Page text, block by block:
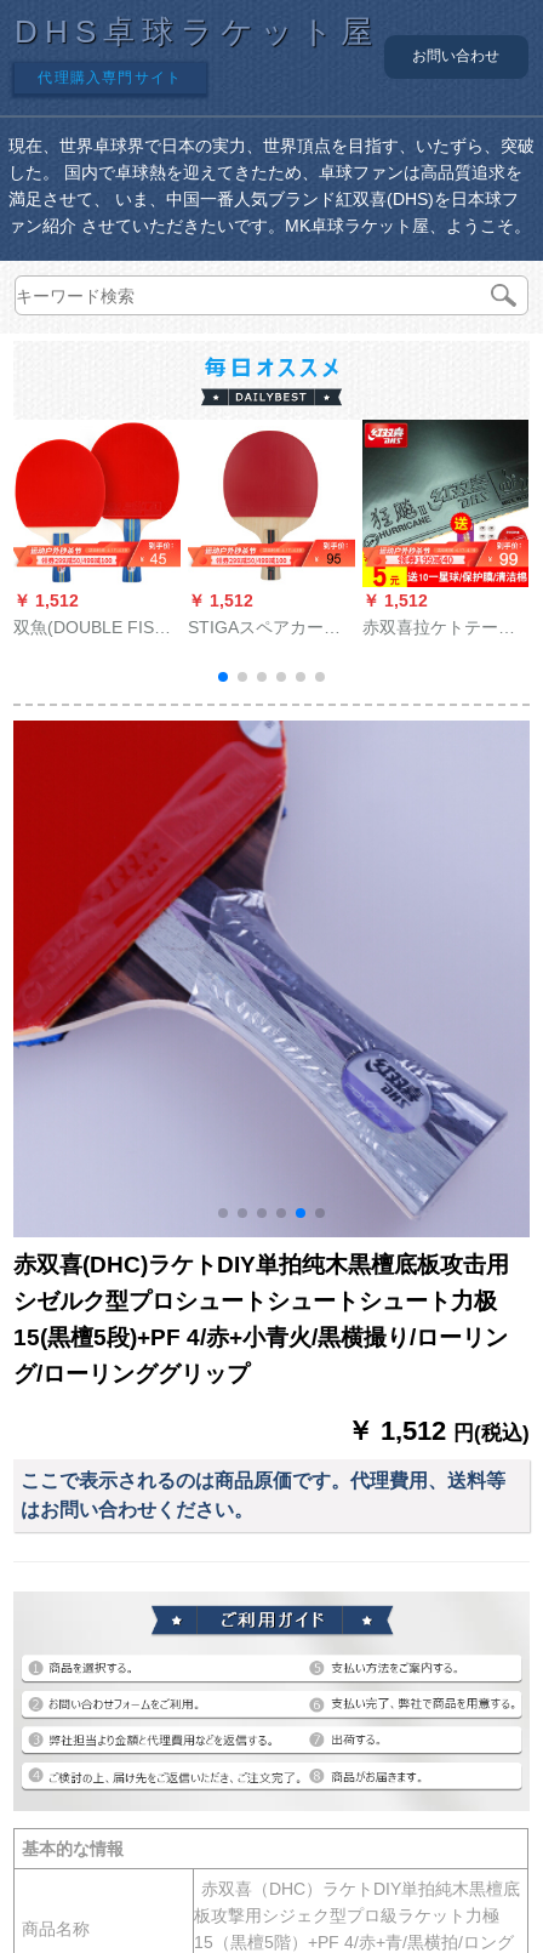
DHS卓球ラケット屋
代理購入専門サイト
お問い合わせ
現在、世界卓球界で日本の実力、世界頂点を目指す、いたずら、突破
した。 国内で卓球熱を迎えてきたため、卓球ファンは高品質追求を
満足させて、 いま、中国一番人気ブランド紅双喜(DHS)を日本球フ
ァン紹介 させていただきたいです。MK卓球ラケット屋、ようこそ。
￥ 1,512
双魚(DOUBLE FISH)
￥ 1,512
STIGAスペアカード
基板スティッチ6星制
ラッケト両面テップ
スカードドシーザー
ベース
￥ 1,512
赤双喜拉ケトテープ
いです。2.15 mm硬
赤双喜(DHC)ラケトDIY単拍纯木黒檀底板攻击用
シゼルク型プロシュートシュートシュート力极
15(黒檀5段)+PF 4/赤+小青火/黒横撮り/ローリン
グ/ローリンググリップ
￥ 1,512 円(税込)
ここで表示されるのは商品原価です。代理費用、送料等
はお問い合わせください。
基本的な情報
商品名称
赤双喜（DHC）ラケトDIY単拍純木黒檀底
板攻撃用シジェク型プロ級ラケット力極
15（黒檀5階）+PF 4/赤+青/黒横拍/ロング